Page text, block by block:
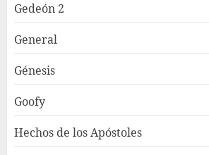
Gedeón 2
General
Génesis
Goofy
Hechos de los Apóstoles